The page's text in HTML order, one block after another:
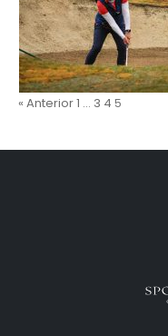
« Anterior1 … 3 4 5